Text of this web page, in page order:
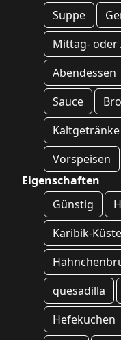
Suppe
Mittag- oder
Abendessen
Sauce
Kaltgetränke
Vorspeisen
Eigenschaften
Günstig
Karibik-Küste
quesadilla
Hefekuchen